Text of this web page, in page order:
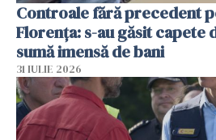
Controale fără precedent
Florența: s-au găsit capete
sumă imensă de bani
31 IULIE 2026